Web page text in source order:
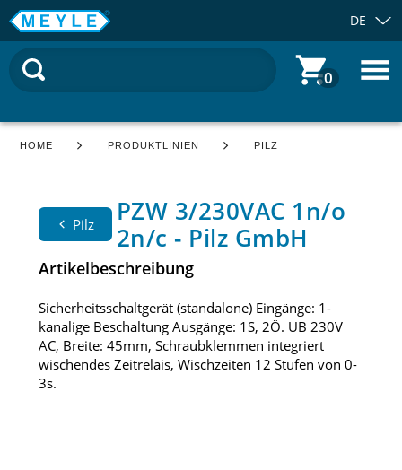
DE
0
HOME PRODUKTLINIEN PILZ
Pilz
PZW 3/230VAC 1n/o
2n/c - Pilz GmbH
Artikelbeschreibung
Sicherheitsschaltgerät (standalone) Eingänge: 1-
kanalige Beschaltung Ausgänge: 1S, 2Ö. UB 230V
AC, Breite: 45mm, Schraubklemmen integriert
wischendes Zeitrelais, Wischzeiten 12 Stufen von 0-
3s.